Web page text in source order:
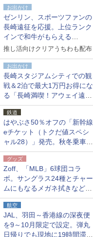
お出かけ
ゼンリン、スポーツファンの
長崎遠征を応援。上位ランク
インで和牛がもらえる
「GO！GO！長崎スタンプラ
推し活向けクリアうちわも配布
お出かけ
長崎スタジアムシティでの観
戦＆2泊で最大1万円お得にな
る「長崎満喫！アウェイ遠征
応援キャンペーン」
鉄道
はやぶさ50％オフの「新幹線
eチケット（トクだ値スペシ
ャル28）」発売。秋冬乗車
分、えきねっと限定
グッズ
Zoff、「MLB」6球団コラ
ボ。サングラス24種とチャー
ムにもなるメガネ拭きなど雑
貨24種
航空
JAL、羽田～香港線の深夜便
を9～10月限定で設定。弾丸
日帰りでも現地に19時間滞在